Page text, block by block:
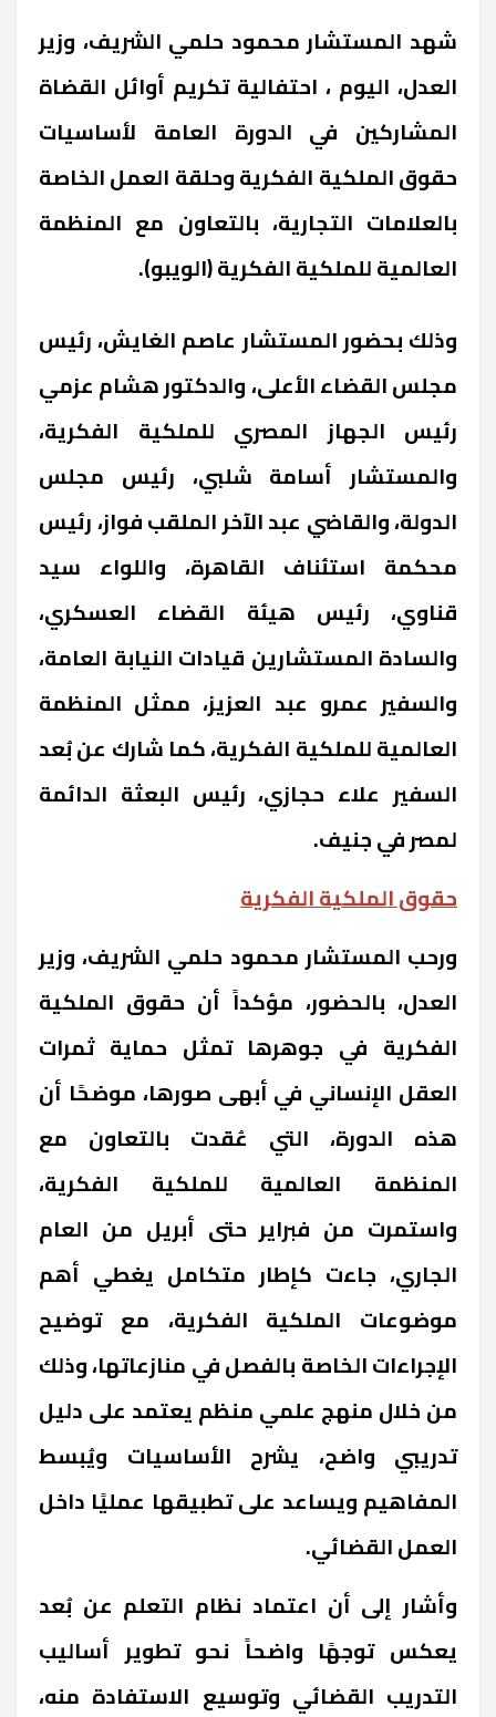
شهد المستشار محمود حلمي الشريف، وزير
العدل، اليوم ، احتفالية تكريم أوائل القضاة
المشاركين في الدورة العامة لأساسيات
حقوق الملكية الفكرية وحلقة العمل الخاصة
بالعلامات التجارية، بالتعاون مع المنظمة
العالمية للملكية الفكرية (الويبو).
وذلك بحضور المستشار عاصم الغايش، رئيس
مجلس القضاء الأعلى، والدكتور هشام عزمي
رئيس الجهاز المصري للملكية الفكرية،
والمستشار أسامة شلبي، رئيس مجلس
الدولة، والقاضي عبد الآخر الملقب فواز، رئيس
محكمة استئناف القاهرة، واللواء سيد
قناوي، رئيس هيئة القضاء العسكري،
والسادة المستشارين قيادات النيابة العامة،
والسفير عمرو عبد العزيز، ممثل المنظمة
العالمية للملكية الفكرية، كما شارك عن بُعد
السفير علاء حجازي، رئيس البعثة الدائمة
لمصر في جنيف.
حقوق الملكية الفكرية
ورحب المستشار محمود حلمي الشريف، وزير
العدل، بالحضور، مؤكداً أن حقوق الملكية
الفكرية في جوهرها تمثل حماية ثمرات
العقل الإنساني في أبهى صورها، موضحًا أن
هذه الدورة، التي عُقدت بالتعاون مع
المنظمة العالمية للملكية الفكرية،
واستمرت من فبراير حتى أبريل من العام
الجاري، جاءت كإطار متكامل يغطي أهم
موضوعات الملكية الفكرية، مع توضيح
الإجراءات الخاصة بالفصل في منازعاتها، وذلك
من خلال منهج علمي منظم يعتمد على دليل
تدريبي واضح، يشرح الأساسيات ويُبسط
المفاهيم ويساعد على تطبيقها عمليًا داخل
العمل القضائي.
وأشار إلى أن اعتماد نظام التعلم عن بُعد
يعكس توجهًا واضحاً نحو تطوير أساليب
التدريب القضائي وتوسيع الاستفادة منه،